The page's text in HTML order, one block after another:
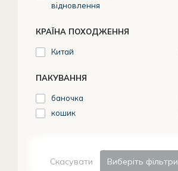
відновлення
КРАЇНА ПОХОДЖЕННЯ
Китай
ПАКУВАННЯ
баночка
кошик
Скасувати Виберіть фільтри